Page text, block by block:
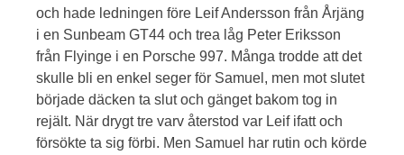
och hade ledningen före Leif Andersson från Årjäng
i en Sunbeam GT44 och trea låg Peter Eriksson
från Flyinge i en Porsche 997. Många trodde att det
skulle bli en enkel seger för Samuel, men mot slutet
började däcken ta slut och gänget bakom tog in
rejält. När drygt tre varv återstod var Leif ifatt och
försökte ta sig förbi. Men Samuel har rutin och körde